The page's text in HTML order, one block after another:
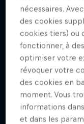
J'en veux
Le
nécessaires.
des cookies
cookies tiers) ou
fonctionner, à
optimiser votre
révoquer votre
des cookies en
moment. Vous
informations
et dans les